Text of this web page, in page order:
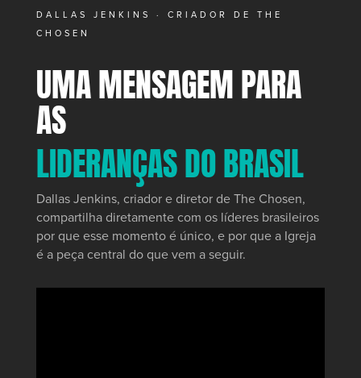
DALLAS JENKINS · CRIADOR DE THE
CHOSEN
UMA MENSAGEM PARA
AS
LIDERANÇAS DO BRASIL
Dallas Jenkins, criador e diretor de The Chosen,
compartilha diretamente com os líderes brasileiros
por que esse momento é único, e por que a Igreja
é a peça central do que vem a seguir.